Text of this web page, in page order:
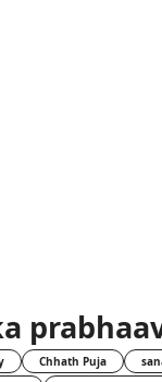
Chhath Puja